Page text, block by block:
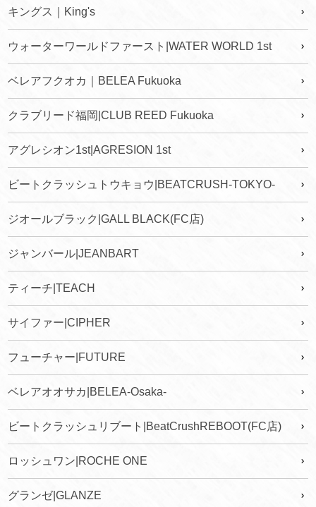
キングス｜King's
ウォーターワールドファースト|WATER WORLD 1st
ベレアフクオカ｜BELEA Fukuoka
クラブリード福岡|CLUB REED Fukuoka
アグレシオン1st|AGRESION 1st
ビートクラッシュトウキョウ|BEATCRUSH-TOKYO-
ジオールブラック|GALL BLACK(FC店)
ジャンバール|JEANBART
ティーチ|TEACH
サイファー|CIPHER
フューチャー|FUTURE
ベレアオオサカ|BELEA-Osaka-
ビートクラッシュリブート|BeatCrushREBOOT(FC店)
ロッシュワン|ROCHE ONE
グランゼ|GLANZE